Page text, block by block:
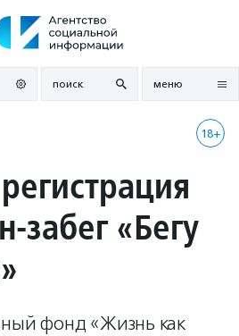
поиск меню
18+
забег «Бегу
фонд «Жизнь как